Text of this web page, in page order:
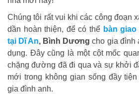
Chúng tôi rất vui khi các công đoạn
dần hoàn thiện, để có thể bàn
tại Dĩ An, Bình Dương cho gia đình
dụng. Đây cũng là một cột mốc
chặng đường đã đi qua và sự khởi
mới trong không gian sống đầy
gia đình anh.